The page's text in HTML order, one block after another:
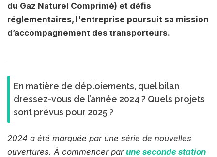
du Gaz Naturel Comprimé) et défis
réglementaires, l'entreprise poursuit sa mission
d’accompagnement des transporteurs.
En matière de déploiements, quel bilan
dressez-vous de l’année 2024 ? Quels projets
sont prévus pour 2025 ?
2024 a été marquée par une série de nouvelles
ouvertures. À commencer par une seconde station